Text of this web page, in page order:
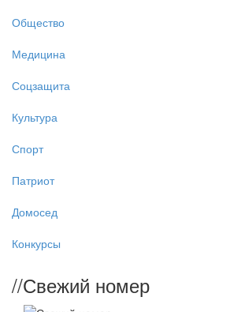
Общество
Медицина
Соцзащита
Культура
Спорт
Патриот
Домосед
Конкурсы
//Свежий номер